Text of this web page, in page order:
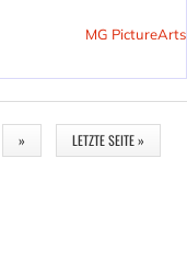
MG PictureArts
» LETZTE SEITE »